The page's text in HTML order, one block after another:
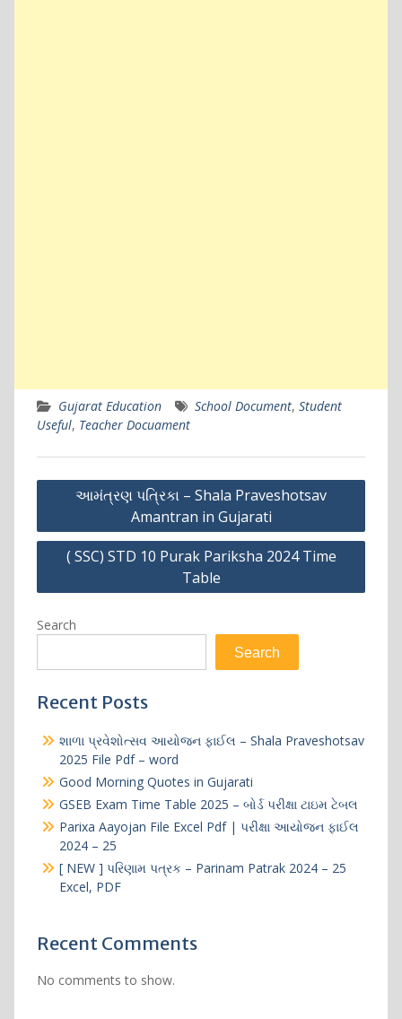
Gujarat Education School Document, Student
Useful, Teacher Docuament
Post
navigation
આમંત્રણ પત્રિકા – Shala Praveshotsav
Amantran in Gujarati
( SSC) STD 10 Purak Pariksha 2024 Time
Table
Search
Search
Recent Posts
શાળા પ્રવેશોત્સવ આયોજન ફાઈલ – Shala Praveshotsav
2025 File Pdf – word
Good Morning Quotes in Gujarati​
GSEB Exam Time Table 2025 – બોર્ડ પરીક્ષા ટાઇમ ટેબલ
Parixa Aayojan File Excel Pdf | પરીક્ષા આયોજન ફાઈલ
2024 – 25
[ NEW ] પરિણામ પત્રક – Parinam Patrak 2024 – 25
Excel, PDF
Recent Comments
No comments to show.